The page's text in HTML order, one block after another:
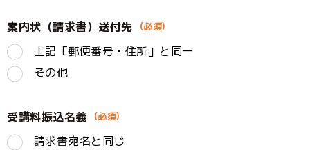
案内状（請求書）送付先
上記「郵便番号・住所」と同一
その他
受講料振込名義
請求書宛名と同じ